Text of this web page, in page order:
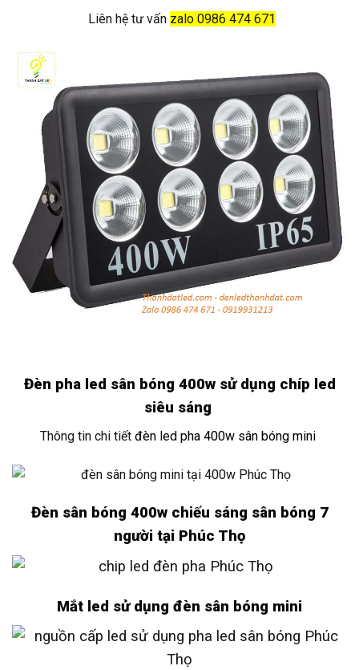
Liên hệ tư vấn zalo 0986 474 671
Đèn pha led sân bóng 400w sử dụng chíp led
siêu sáng
Thông tin chi tiết đèn led pha 400w sân bóng mini
Đèn sân bóng 400w chiếu sáng sân bóng 7
người tại Phúc Thọ
Mắt led sử dụng đèn sân bóng mini